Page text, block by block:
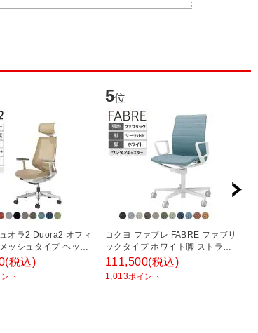
オラ2 Duora2 オフィ
ッシュタイプ ヘッド
アルミ肘 アルミポリ
ワイトグレーフレー
サポートあり ナイロ
(税込)
ト
5位
コクヨ ファブレ FABRE ファブリ
ックタイプ ホワイト脚 ストライ
プタイプ サークル肘 本体ホワイ
ト ポリウレタン巻きキャスター
オフィスチェア ミーティングチ
111,500(税込)
1,013ポイント